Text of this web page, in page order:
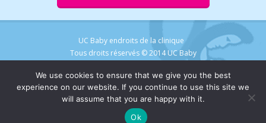
UC Baby endroits de la clinique
Tous droits réservés © 2014 UC Baby
We use cookies to ensure that we give you the best
experience on our website. If you continue to use this site we
will assume that you are happy with it.
Ok